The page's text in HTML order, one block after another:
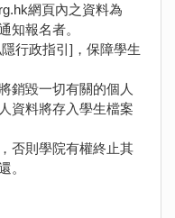
網頁內之資料為
知報名者。
行政指引]，保障學生
銷毀一切有關的個人
資料將存入學生檔案
否則學院有權終止其
。